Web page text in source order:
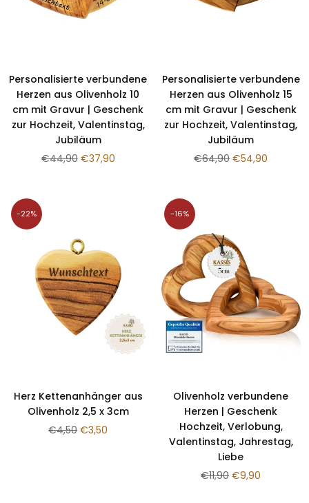
Personalisierte verbundene
Herzen aus Olivenholz 10
cm mit Gravur | Geschenk
zur Hochzeit, Valentinstag,
Jubiläum
Normaler
€44,90 €37,90
Personalisierte verbundene
Herzen aus Olivenholz 15
cm mit Gravur | Geschenk
zur Hochzeit, Valentinstag,
Jubiläum
Normaler
€64,90 €54,90
-22%
Herz Kettenanhänger aus
Olivenholz 2,5 x 3cm
Normaler
€4,50 €3,50
-16%
Olivenholz verbundene
Herzen | Geschenk
Hochzeit, Verlobung,
Valentinstag, Jahrestag,
Liebe
Normaler
€11,90 €9,90